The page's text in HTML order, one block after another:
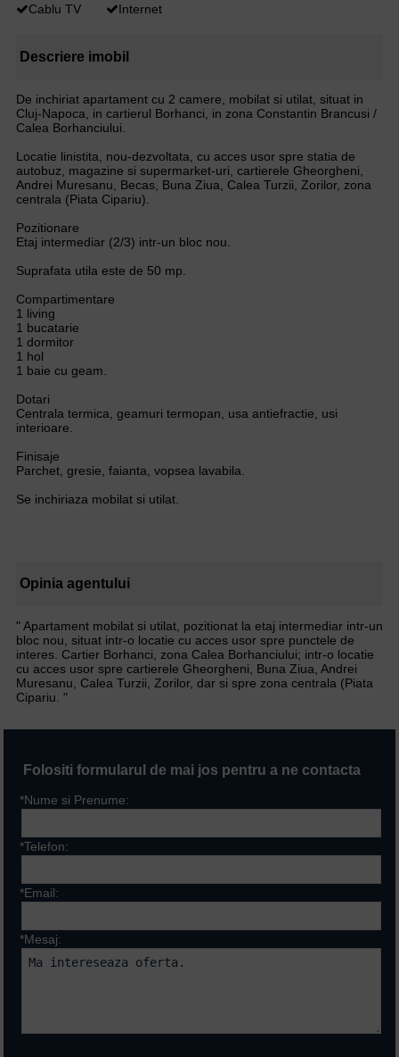
Cablu TV
Internet
Descriere imobil
De inchiriat apartament cu 2 camere, mobilat si utilat, situat in
Cluj-Napoca, in cartierul Borhanci, in zona Constantin Brancusi /
Calea Borhanciului.
Locatie linistita, nou-dezvoltata, cu acces usor spre statia de
autobuz, magazine si supermarket-uri, cartierele Gheorgheni,
Andrei Muresanu, Becas, Buna Ziua, Calea Turzii, Zorilor, zona
centrala (Piata Cipariu).
Pozitionare
Etaj intermediar (2/3) intr-un bloc nou.
Suprafata utila este de 50 mp.
Compartimentare
1 living
1 bucatarie
1 dormitor
1 hol
1 baie cu geam.
Dotari
Centrala termica, geamuri termopan, usa antiefractie, usi
interioare.
Finisaje
Parchet, gresie, faianta, vopsea lavabila.
Se inchiriaza mobilat si utilat.
Opinia agentului
" Apartament mobilat si utilat, pozitionat la etaj intermediar intr-un
bloc nou, situat intr-o locatie cu acces usor spre punctele de
interes. Cartier Borhanci, zona Calea Borhanciului; intr-o locatie
cu acces usor spre cartierele Gheorgheni, Buna Ziua, Andrei
Muresanu, Calea Turzii, Zorilor, dar si spre zona centrala (Piata
Cipariu. "
Folositi formularul de mai jos pentru a ne contacta
*Nume si Prenume:
*Telefon:
*Email:
*Mesaj: